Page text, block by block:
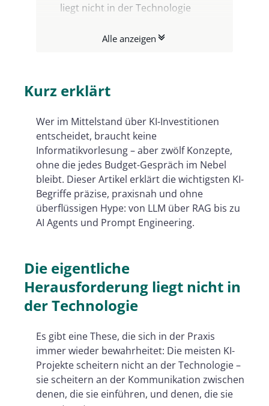
liegt nicht in der Technologie
wirklich steckt
relevant sind
Infrastruktur
Alle anzeigen
Kurz erklärt
Wer im Mittelstand über KI-Investitionen
entscheidet, braucht keine
Informatikvorlesung – aber zwölf Konzepte,
ohne die jedes Budget-Gespräch im Nebel
bleibt. Dieser Artikel erklärt die wichtigsten KI-
Begriffe präzise, praxisnah und ohne
überflüssigen Hype: von LLM über RAG bis zu
AI Agents und Prompt Engineering.
Die eigentliche
Herausforderung liegt nicht in
der Technologie
Es gibt eine These, die sich in der Praxis
immer wieder bewahrheitet: Die meisten KI-
Projekte scheitern nicht an der Technologie –
sie scheitern an der Kommunikation zwischen
denen, die sie einführen, und denen, die sie